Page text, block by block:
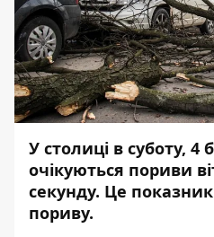
У столиці в суботу, 4
очікуються пориви
секунду. Це
пориву.